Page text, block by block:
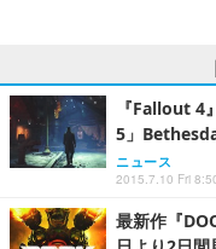
『Fallout 4
5」
ニュース
2015.7.10 Fri
最新作『